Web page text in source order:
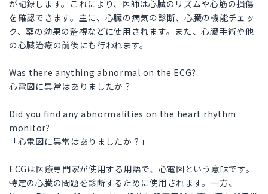
が記録します。これにより、医師は心臓のリズムや心筋の損傷
を確認できます。主に、心臓の病気の診断、心臓の機能チェッ
ク、薬の効果の監視などに使用されます。また、心臓手術や他
の心臓治療の前後にも行われます。
Was there anything abnormal on the ECG?
心電図に異常はありましたか？
Did you find any abnormalities on the heart rhythm
monitor?
「心電図に異常はありましたか？」
ECGは医療専門家が使用する用語で、心電図という意味です。
特定の心臓の問題を診断するために使用されます。一方、